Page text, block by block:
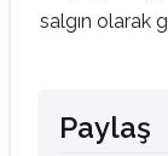
salgın olarak
Paylaş